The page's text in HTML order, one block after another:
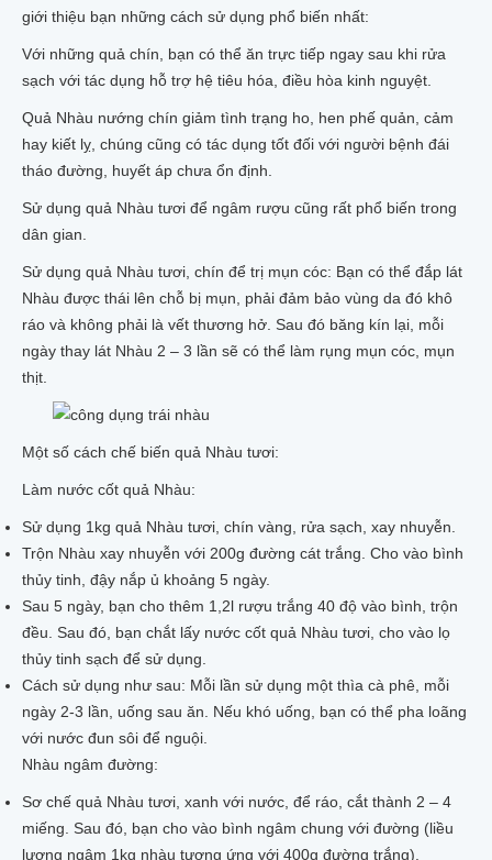
giới thiệu bạn những cách sử dụng phổ biến nhất:
​​​Với những quả chín, bạn có thể ăn trực tiếp ngay sau khi rửa
sạch với tác dụng hỗ trợ hệ tiêu hóa, điều hòa kinh nguyệt.
Quả Nhàu nướng chín giảm tình trạng ho, hen phế quản, cảm
hay kiết lỵ, chúng cũng có tác dụng tốt đối với người bệnh đái
tháo đường, huyết áp chưa ổn định.
Sử dụng quả Nhàu tươi để ngâm rượu cũng rất phổ biến trong
dân gian.
Sử dụng quả Nhàu tươi, chín để trị mụn cóc: Bạn có thể đắp lát
Nhàu được thái lên chỗ bị mụn, phải đảm bảo vùng da đó khô
ráo và không phải là vết thương hở. Sau đó băng kín lại, mỗi
ngày thay lát Nhàu 2 – 3 lần sẽ có thể làm rụng mụn cóc, mụn
thịt.
Một số cách chế biến quả Nhàu tươi:
Làm nước cốt quả Nhàu:
Sử dụng 1kg quả Nhàu tươi, chín vàng, rửa sạch, xay nhuyễn.
Trộn Nhàu xay nhuyễn với 200g đường cát trắng. Cho vào bình
thủy tinh, đậy nắp ủ khoảng 5 ngày.
Sau 5 ngày, bạn cho thêm 1,2l rượu trắng 40 độ vào bình, trộn
đều. Sau đó, bạn chắt lấy nước cốt quả Nhàu tươi, cho vào lọ
thủy tinh sạch để sử dụng.
Cách sử dụng như sau: Mỗi lần sử dụng một thìa cà phê, mỗi
ngày 2-3 lần, uống sau ăn. Nếu khó uống, bạn có thể pha loãng
với nước đun sôi để nguội.
Nhàu ngâm đường:
Sơ chế quả Nhàu tươi, xanh với nước, để ráo, cắt thành 2 – 4
miếng. Sau đó, bạn cho vào bình ngâm chung với đường (liều
lượng ngâm 1kg nhàu tương ứng với 400g đường trắng).